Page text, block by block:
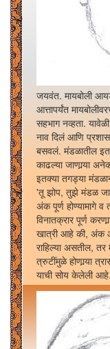
जयवंत. मायबोली
आत्तापर्यंत
सहभाग नव्हता.
नाव दिलं आणि
बसवलं. मंडळातील
काढल्या जाणार्‍या
इतक्या तगड्या
'तू झोप, तुझे मंडळ जागे
अंक पूर्ण होण्यामागे व
विनातक्रार पूर्ण
खात्री आहे की, अंक
राहिल्या असतील, तर
त्रुटींमुळे होणार्‍या
याची सोय केलेली आहे.